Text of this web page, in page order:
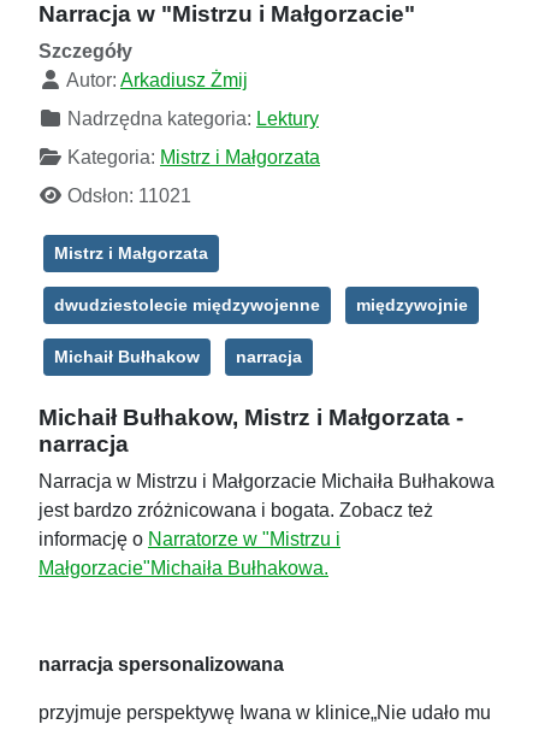
Narracja w "Mistrzu i Małgorzacie"
Szczegóły
Autor: Arkadiusz Żmij
Nadrzędna kategoria: Lektury
Kategoria: Mistrz i Małgorzata
Odsłon: 11021
Mistrz i Małgorzata
dwudziestolecie międzywojenne międzywojnie
Michaił Bułhakow narracja
Michaił Bułhakow, Mistrz i Małgorzata -
narracja
Narracja w Mistrzu i Małgorzacie Michaiła Bułhakowa
jest bardzo zróżnicowana i bogata. Zobacz też
informację o Narratorze w "Mistrzu i
Małgorzacie"Michaiła Bułhakowa.
narracja spersonalizowana
przyjmuje perspektywę Iwana w klinice„Nie udało mu